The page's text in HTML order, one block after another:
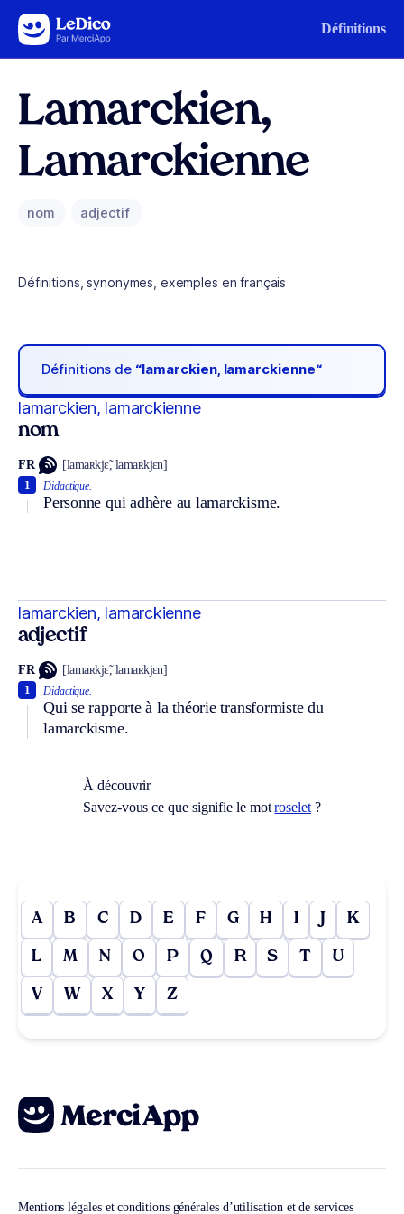
Aller au contenu Définitions
Lamarckien,
Lamarckienne
nom adjectif
Définitions, synonymes, exemples en français
Définitions de “lamarckien, lamarckienne“
lamarckien, lamarckienne
nom
FR [lamaʀkjɛ̃, lamaʀkjɛn]
Didactique.
Personne qui adhère au lamarckisme.
1
lamarckien, lamarckienne
adjectif
FR [lamaʀkjɛ̃, lamaʀkjɛn]
Didactique.
Qui se rapporte à la théorie transformiste du
lamarckisme.
1
À découvrir
Savez-vous ce que signifie le motroselet?
A B C D E F G H I J K
L M N O P Q R S T U
V W X Y Z
Mentions légales et conditions générales d’utilisation et de services